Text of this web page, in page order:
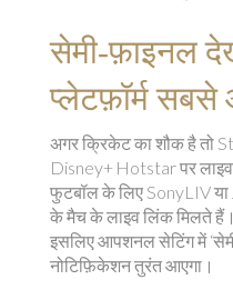
सेमी‑फ़ाइनल
प्लेटफ़ॉर्म
अगर क्रिकेट का शौक है तो
Disney+ Hotstar पर लाइव
फुटबॉल के लिए SonyLIV
के मैच के लाइव लिंक मिलते हैं।
इसलिए आपशनल सेटिंग में
नोटिफ़िकेशन तुरंत आएगा।